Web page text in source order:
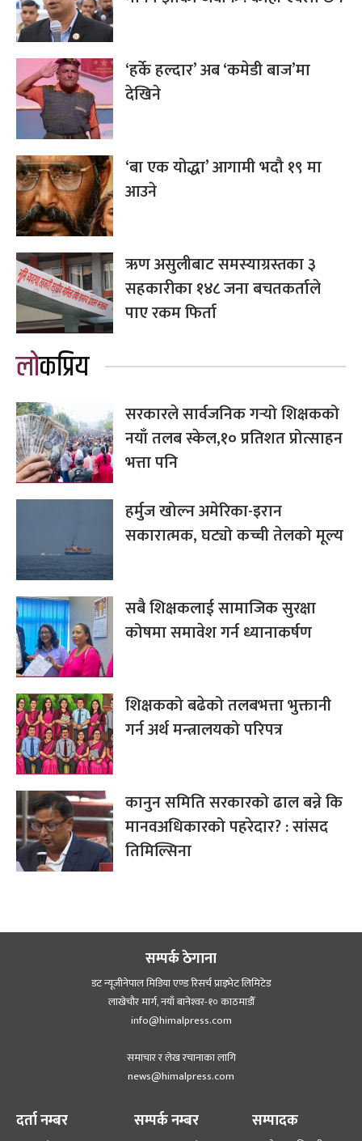
‘हर्के हल्दार’ अब ‘कमेडी बाज’मा
देखिने
‘बा एक योद्धा’ आगामी भदौ १९ मा
आउने
ऋण असुलीबाट समस्याग्रस्तका ३
सहकारीका १४८ जना बचतकर्ताले
पाए रकम फिर्ता
लोकप्रिय
सरकारले सार्वजनिक गर्‍यो शिक्षकको
नयाँ तलब स्केल,१० प्रतिशत प्रोत्साहन
भत्ता पनि
हर्मुज खोल्न अमेरिका-इरान
सकारात्मक, घट्यो कच्ची तेलको मूल्य
सबै शिक्षकलाई सामाजिक सुरक्षा
कोषमा समावेश गर्न ध्यानाकर्षण
शिक्षकको बढेको तलबभत्ता भुक्तानी
गर्न अर्थ मन्त्रालयको परिपत्र
कानुन समिति सरकारको ढाल बन्ने कि
मानवअधिकारको पहरेदार? : सांसद
तिमिल्सिना
सम्पर्क ठेगाना
डट न्यूजीनेपाल मिडिया एण्ड रिसर्च प्राइभेट लिमिटेड
लाखेचौर मार्ग, नयाँ बानेश्‍वर-१० काठमाडौँ
info@himalpress.com
समाचार र लेख रचानाका लागि
news@himalpress.com
दर्ता नम्बर सम्पर्क नम्बर सम्पादक